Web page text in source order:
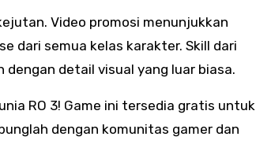
Video promosi menunjukkan
dari semua kelas karakter. Skill dari
dengan detail visual yang luar biasa.
RO 3! Game ini tersedia gratis untuk
dengan komunitas gamer dan